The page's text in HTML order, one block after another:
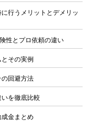
行うメリットとデメリッ
性とプロ依頼の違い
その実例
の回避方法
を徹底比較
成金まとめ